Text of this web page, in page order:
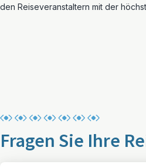
den Reiseveranstaltern mit der
Fragen Sie Ihre